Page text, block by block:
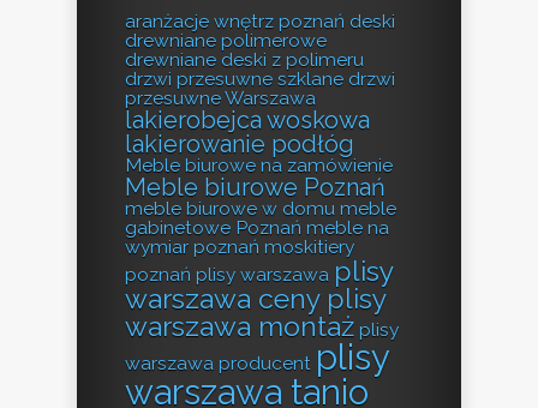
aranżacje wnętrz poznań deski
drewniane polimerowe
drewniane deski z polimeru
drzwi przesuwne szklane drzwi
przesuwne Warszawa
lakierobejca woskowa
lakierowanie podłóg
Meble biurowe na zamówienie
Meble biurowe Poznań
meble biurowe w domu meble
gabinetowe Poznań meble na
wymiar poznań moskitiery
poznań plisy warszawa plisy
warszawa ceny plisy
warszawa montaż plisy
warszawa producent plisy
warszawa tanio